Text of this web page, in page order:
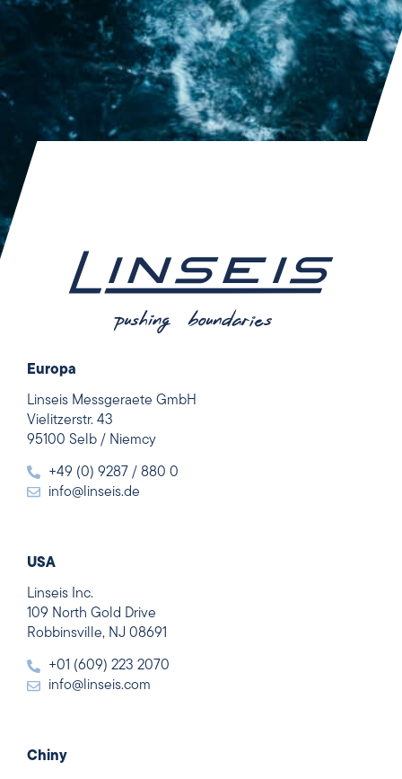
Europa
Linseis Messgeraete GmbH
Vielitzerstr. 43
95100 Selb / Niemcy
+49 (0) 9287 / 880 0
info@linseis.de
USA
Linseis Inc.
109 North Gold Drive
Robbinsville, NJ 08691
+01 (609) 223 2070
info@linseis.com
Chiny